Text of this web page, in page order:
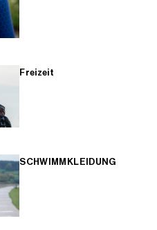
Freizeit
SCHWIMMKLEIDUNG